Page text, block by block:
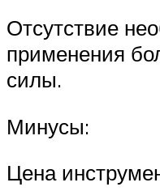
Отсутствие
применения
силы.
Минусы:
Цена